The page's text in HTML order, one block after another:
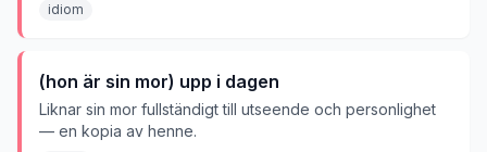
idiom
(hon är sin mor) upp i dagen
Liknar sin mor fullständigt till utseende och personlighet
— en kopia av henne.